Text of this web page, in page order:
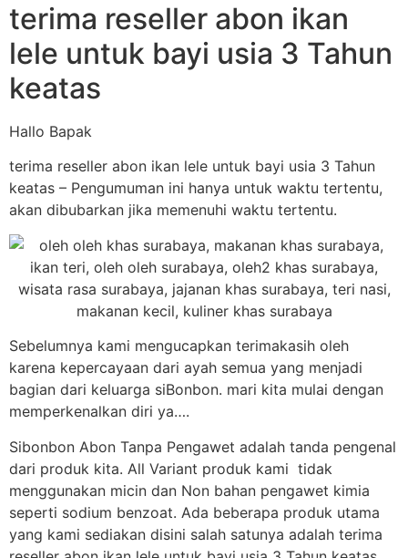
terima reseller abon ikan
lele untuk bayi usia 3 Tahun
keatas
Hallo Bapak
terima reseller abon ikan lele untuk bayi usia 3 Tahun
keatas – Pengumuman ini hanya untuk waktu tertentu,
akan dibubarkan jika memenuhi waktu tertentu.
Sebelumnya kami mengucapkan terimakasih oleh
karena kepercayaan dari ayah semua yang menjadi
bagian dari keluarga siBonbon. mari kita mulai dengan
memperkenalkan diri ya….
Sibonbon Abon Tanpa Pengawet adalah tanda pengenal
dari produk kita. All Variant produk kami tidak
menggunakan micin dan Non bahan pengawet kimia
seperti sodium benzoat. Ada beberapa produk utama
yang kami sediakan disini salah satunya adalah terima